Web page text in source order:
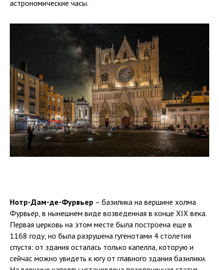
астрономические часы.
Нотр-Дам-де-Фурвьер – базилика на вершине холма
Фурвьер, в нынешнем виде возведенная в конце XIX века.
Первая церковь на этом месте была построена еще в
1168 году, но была разрушена гугенотами 4 столетия
спустя: от здания осталась только капелла, которую и
сейчас можно увидеть к югу от главного здания базилики.